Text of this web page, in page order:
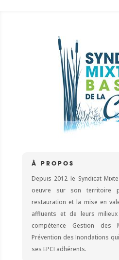
À PROPOS
Depuis 2012 le Syndicat
oeuvre sur son territoire
restauration et la mise en
affluents et de leurs
compétence Gestion des
Prévention des Inondations
ses EPCI adhérents.